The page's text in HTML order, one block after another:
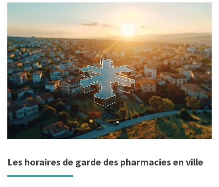
Les horaires de garde des pharmacies en ville